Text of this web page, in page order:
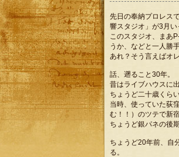
先日の奉納プロレス
響スタジオ」が3月い
このスタジオ、まあ
うか、などと一人勝
あれ？そう言えばオ
話、遡ること30年。
昔はライブハウスに
ちょうど二十歳くら
当時、使っていた荻
む！！）のツテで新
ちょうど銀パネの後
ちょうど20年前、自
る。